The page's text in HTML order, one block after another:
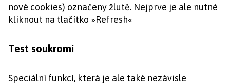
nové cookies) označeny žlutě. Nejprve je ale nutné
kliknout na tlačítko »Refresh«
Test soukromí
Speciální funkcí, která je ale také nezávisle